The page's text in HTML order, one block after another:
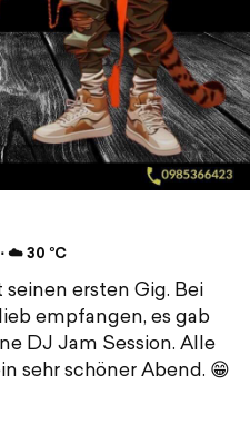
☁️ 30 °C
ersten Gig. Bei
empfangen, es gab
DJ Jam Session. Alle
sehr schöner Abend. 😁